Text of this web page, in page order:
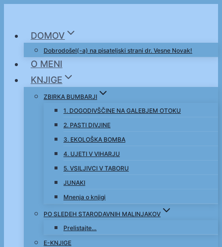
contentDOMOV
Dobrodošel(-a) na pisateljski strani dr. Vesne Novak!
O MENI
KNJIGE
ZBIRKA BUMBARJI
1. DOGODIVŠČINE NA GALEBJEM OTOKU
2. PASTI DIVJINE
3. EKOLOŠKA BOMBA
4. UJETI V VIHARJU
5. VSILJIVCI V TABORU
JUNAKI
Mnenja o knjigi
PO SLEDEH STARODAVNIH MALINJAKOV
Prelistajte…
E-KNJIGE